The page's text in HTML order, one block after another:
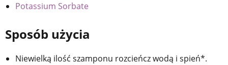
Potassium Sorbate
Sposób użycia
Niewielką ilość szamponu rozcieńcz wodą i spień*.